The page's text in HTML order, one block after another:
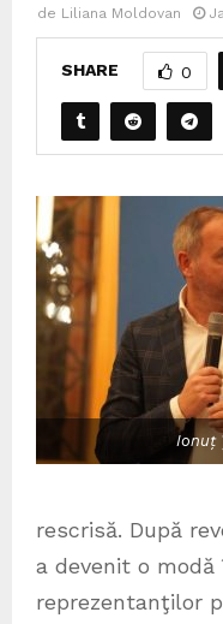
de Liliana Moldovan
SHARE 0
Ionuț
rescrisă. După
a devenit o
reprezentanţilor